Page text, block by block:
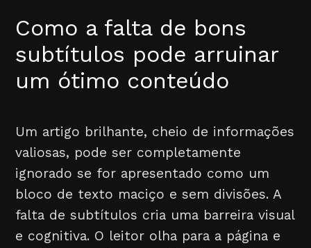
Como a falta de bons
subtítulos pode arruinar
um ótimo conteúdo
Um artigo brilhante, cheio de informações
valiosas, pode ser completamente
ignorado se for apresentado como um
bloco de texto maciço e sem divisões. A
falta de subtítulos cria uma barreira visual
e cognitiva. O leitor olha para a página e